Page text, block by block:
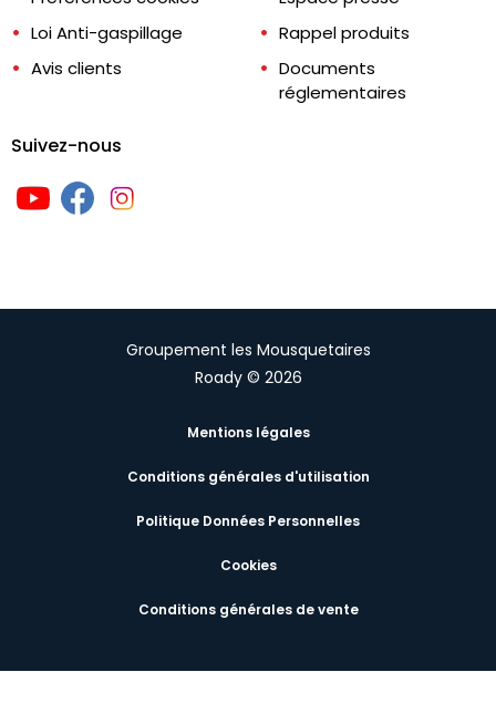
Loi Anti-gaspillage
Avis clients
Rappel produits
Documents
réglementaires
Suivez-nous
Groupement les Mousquetaires
Roady © 2026
Mentions légales
Conditions générales d'utilisation
Politique Données Personnelles
Cookies
Conditions générales de vente